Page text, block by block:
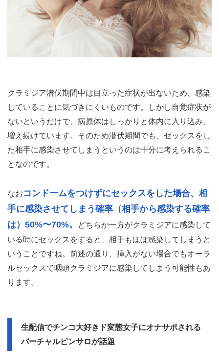
クラミジア潜伏期間中は目立った症状が出ないため、感染
していることに気づきにくいものです。しかし自覚症状が
ないというだけで、病原体はしっかりと体内に入り込み、
増え続けています。そのため潜伏期間でも、セックスをし
た相手に感染させてしまうというのは十分に考えられるこ
となのです。
なおコンドームをつけずにセックスをした場合、相
手に感染させてしまう確率（相手から感染する確率
は）50%〜70%。
どちらか一方がクラミジアに感染して
いる時にセックスをすると、相手もほぼ感染してしまうと
いうことですね。前述の通り、挿入がない場合でもオーラ
ルセックスで咽頭クラミジアに感染してしまう可能性もあ
ります。
生配信でチンコ大好きド変態女子にオナサポされる
バーチャルピンサロが話題